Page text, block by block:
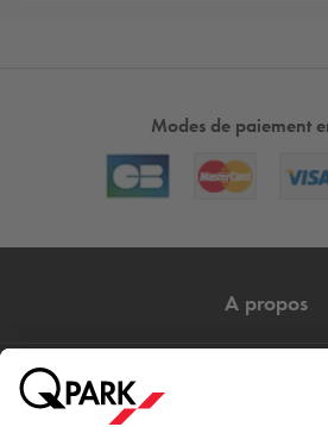
Modes de paiement
A propos